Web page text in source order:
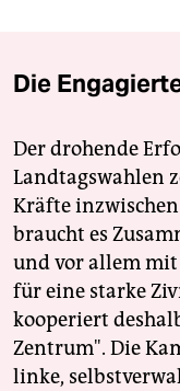
Die
Der drohende
Landtagswahlen
Kräfte
braucht es
und vor allem mit
für eine starke
kooperiert
Zentrum". Die
linke,